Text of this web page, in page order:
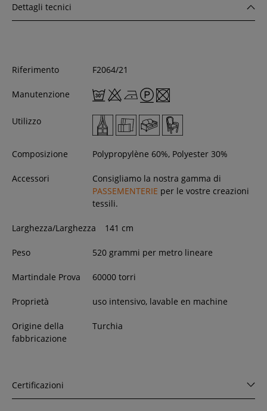
Dettagli tecnici
Riferimento F2064/21
Manutenzione
Utilizzo
Composizione Polypropylène 60%, Polyester 30%
Accessori
Consigliamo la nostra gamma di
PASSEMENTERIE per le vostre creazioni
tessili.
Larghezza/Larghezza 141 cm
Peso 520 grammi per metro lineare
Martindale Prova 60000 torri
Proprietà uso intensivo, lavable en machine
Origine della
fabbricazione
Turchia
Certificazioni